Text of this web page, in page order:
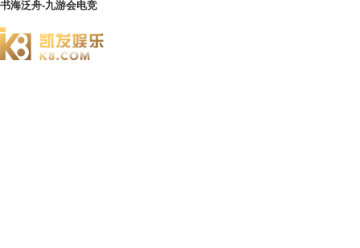
书海泛舟-九游会电竞